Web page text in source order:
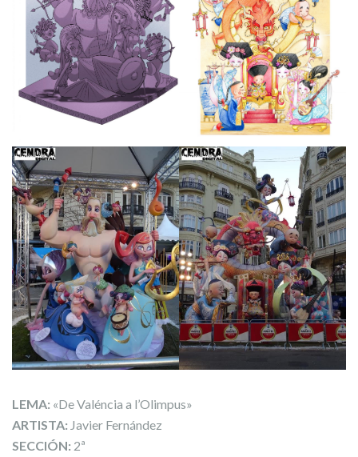
LEMA: «De Valéncia a l’Olimpus»
ARTISTA: Javier Fernández
SECCIÓN: 2ª